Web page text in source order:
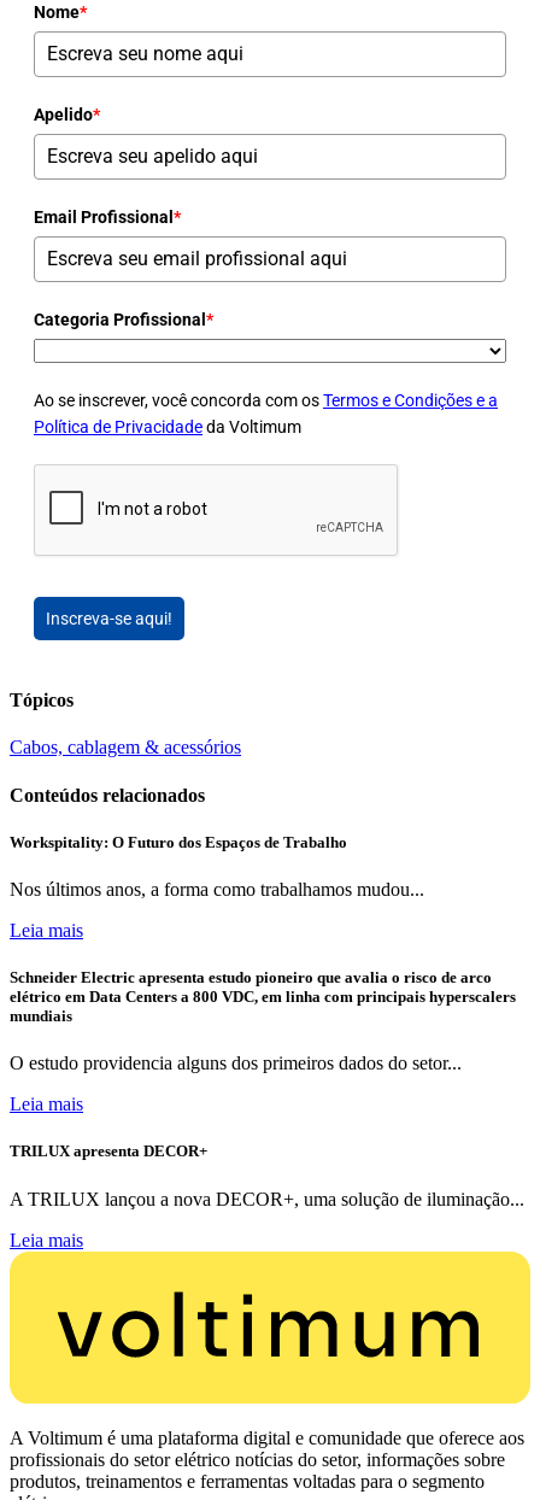
Nome*
Apelido*
Email Profissional *
Categoria Profissional *
Ao se inscrever, você concorda com osTermos e Condições e a
Política de Privacidadeda Voltimum
Inscreva-se aqui!
Tópicos
Cabos, cablagem & acessórios
Conteúdos relacionados
Workspitality: O Futuro dos Espaços de Trabalho
Nos últimos anos, a forma como trabalhamos mudou...
Leia mais
Schneider Electric apresenta estudo pioneiro que avalia o risco de arco
elétrico em Data Centers a 800 VDC, em linha com principais hyperscalers
mundiais
O estudo providencia alguns dos primeiros dados do setor...
Leia mais
TRILUX apresenta DECOR+
A TRILUX lançou a nova DECOR+, uma solução de iluminação...
Leia mais
A Voltimum é uma plataforma digital e comunidade que oferece aos
profissionais do setor elétrico notícias do setor, informações sobre
produtos, treinamentos e ferramentas voltadas para o segmento